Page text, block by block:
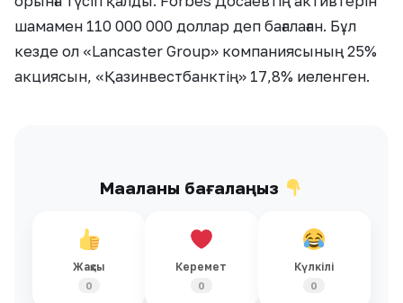
шамамен 110 000 000 доллар деп бағалаған. Бұл
кезде ол «Lancaster Group» компаниясының 25%
акциясын, «Қазинвестбанктің» 17,8% иеленген.
Мақаланы бағалаңыз
Жақсы
0
Керемет
0
Күлкілі
0